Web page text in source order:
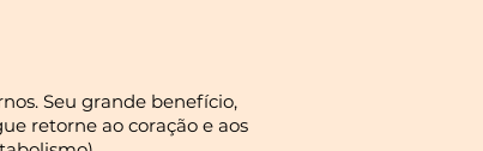
Seu grande benefício,
retorne ao coração e aos